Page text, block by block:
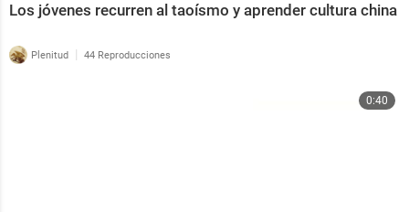
Los jóvenes recurren al taoísmo y aprender cultura china
Plenitud | 44 Reproducciones
0:40